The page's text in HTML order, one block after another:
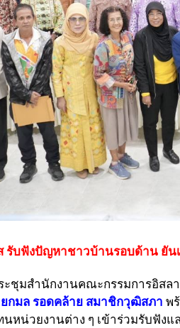
บฟังปัญหาชาวบ้านรอบด้าน ยั
ชุมสำนักงานคณะกรรมการอิส
กมล รอดคล้าย สมาชิกวุฒิสภา พ
หน่วยงานต่าง ๆ เข้าร่วมรับฟัง